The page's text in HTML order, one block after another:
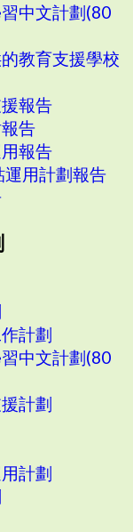
中文計劃(80
教育支援學校
報告
告
報告
用計劃報告
計劃
中文計劃(80
計劃
計劃